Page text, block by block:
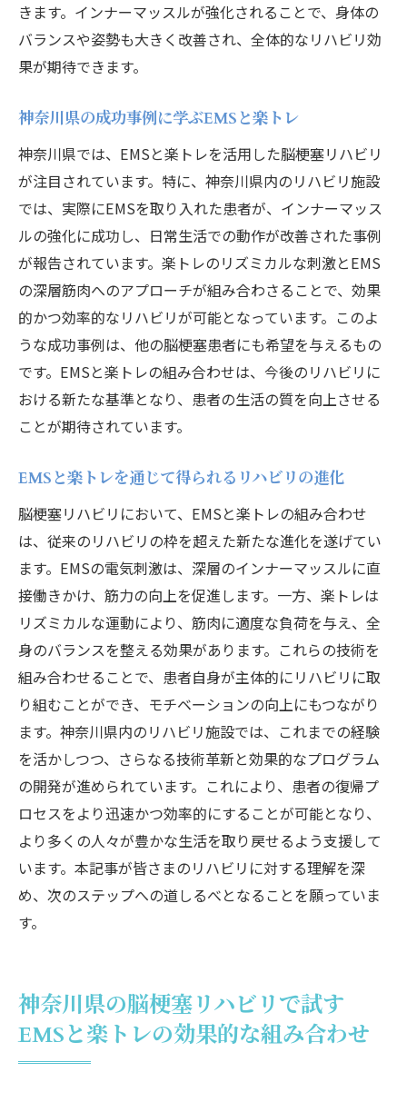
きます。インナーマッスルが強化されることで、身体の
バランスや姿勢も大きく改善され、全体的なリハビリ効
果が期待できます。
神奈川県の成功事例に学ぶEMSと楽トレ
神奈川県では、EMSと楽トレを活用した脳梗塞リハビリ
が注目されています。特に、神奈川県内のリハビリ施設
では、実際にEMSを取り入れた患者が、インナーマッス
ルの強化に成功し、日常生活での動作が改善された事例
が報告されています。楽トレのリズミカルな刺激とEMS
の深層筋肉へのアプローチが組み合わさることで、効果
的かつ効率的なリハビリが可能となっています。このよ
うな成功事例は、他の脳梗塞患者にも希望を与えるもの
です。EMSと楽トレの組み合わせは、今後のリハビリに
おける新たな基準となり、患者の生活の質を向上させる
ことが期待されています。
EMSと楽トレを通じて得られるリハビリの進化
脳梗塞リハビリにおいて、EMSと楽トレの組み合わせ
は、従来のリハビリの枠を超えた新たな進化を遂げてい
ます。EMSの電気刺激は、深層のインナーマッスルに直
接働きかけ、筋力の向上を促進します。一方、楽トレは
リズミカルな運動により、筋肉に適度な負荷を与え、全
身のバランスを整える効果があります。これらの技術を
組み合わせることで、患者自身が主体的にリハビリに取
り組むことができ、モチベーションの向上にもつながり
ます。神奈川県内のリハビリ施設では、これまでの経験
を活かしつつ、さらなる技術革新と効果的なプログラム
の開発が進められています。これにより、患者の復帰プ
ロセスをより迅速かつ効率的にすることが可能となり、
より多くの人々が豊かな生活を取り戻せるよう支援して
います。本記事が皆さまのリハビリに対する理解を深
め、次のステップへの道しるべとなることを願っていま
す。
神奈川県の脳梗塞リハビリで試す
EMSと楽トレの効果的な組み合わせ